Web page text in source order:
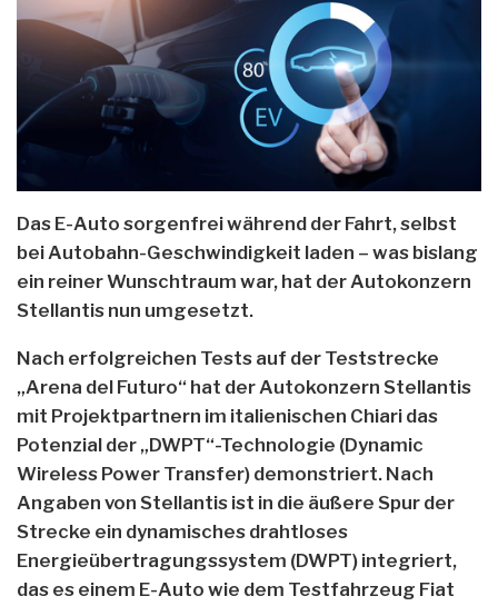
Das E-Auto sorgenfrei während der Fahrt, selbst
bei Autobahn-Geschwindigkeit laden – was bislang
ein reiner Wunschtraum war, hat der Autokonzern
Stellantis nun umgesetzt.
Nach erfolgreichen Tests auf der Teststrecke
„Arena del Futuro“ hat der Autokonzern Stellantis
mit Projektpartnern im italienischen Chiari das
Potenzial der „DWPT“-Technologie (Dynamic
Wireless Power Transfer) demonstriert. Nach
Angaben von Stellantis ist in die äußere Spur der
Strecke ein dynamisches drahtloses
Energieübertragungssystem (DWPT) integriert,
das es einem E-Auto wie dem Testfahrzeug Fiat